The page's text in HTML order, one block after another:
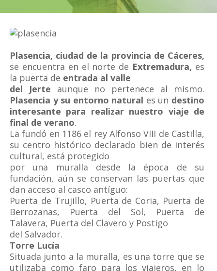
Plasencia, ciudad de la provincia de Cáceres,
se encuentra en el norte de Extremadura, es
la puerta de entrada al valle
del Jerte aunque no pertenece al mismo.
Plasencia y su entorno natural es un destino
interesante para realizar nuestro viaje de
final de verano.
La fundó en 1186 el rey Alfonso VIII de Castilla,
su centro histórico declarado bien de interés
cultural, está protegido
por una muralla desde la época de su
fundación, aún se conservan las puertas que
dan acceso al casco antíguo:
Puerta de Trujillo, Puerta de Coria, Puerta de
Berrozanas, Puerta del Sol, Puerta de
Talavera, Puerta del Clavero y Postigo
del Salvador.
Torre Lucía
Situada junto a la muralla, es una torre que se
utilizaba como faro para los viajeros, en lo